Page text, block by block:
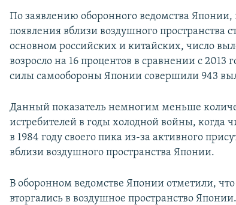
По заявлению оборонного ведомства
появления вблизи воздушного пространства
основном российских и китайских, число
возросло на 16 процентов в сравнении с 2013
силы самообороны Японии совершили 943
Данный показатель немногим меньше
истребителей в годы холодной войны, когда
в 1984 году своего пика из-за активного
вблизи воздушного пространства Японии.
В оборонном ведомстве Японии отметили,
вторгались в воздушное пространство Японии.